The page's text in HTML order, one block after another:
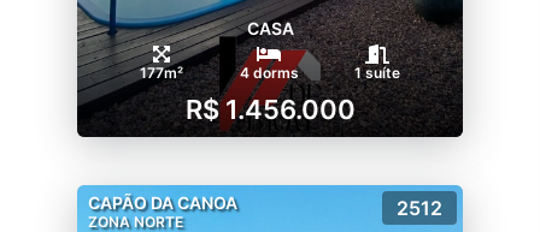
CASA
177m² 4 dorms 1 suíte
R$ 1.456.000
CAPÃO DA CANOA
ZONA NORTE
2512